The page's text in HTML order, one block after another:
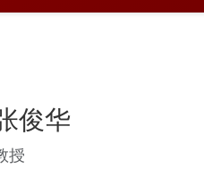
俊华
授